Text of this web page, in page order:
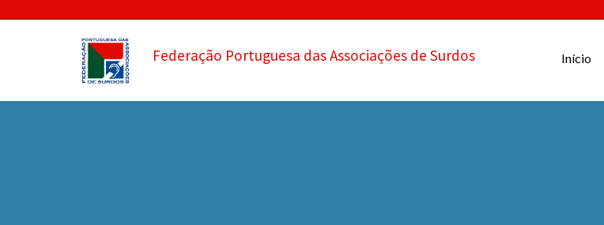
Federação Portuguesa das Associações de Surdos Início